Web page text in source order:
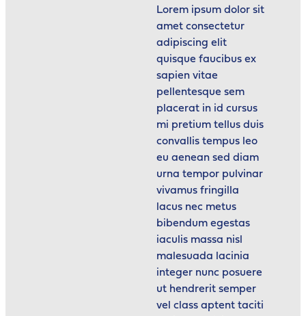
Lorem ipsum dolor sit
amet consectetur
adipiscing elit
quisque faucibus ex
sapien vitae
pellentesque sem
placerat in id cursus
mi pretium tellus duis
convallis tempus leo
eu aenean sed diam
urna tempor pulvinar
vivamus fringilla
lacus nec metus
bibendum egestas
iaculis massa nisl
malesuada lacinia
integer nunc posuere
ut hendrerit semper
vel class aptent taciti